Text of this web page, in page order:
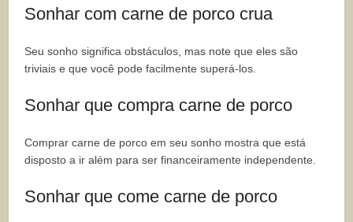
Sonhar com carne de porco crua
Seu sonho significa obstáculos, mas note que eles são
triviais e que você pode facilmente superá-los.
Sonhar que compra carne de porco
Comprar carne de porco em seu sonho mostra que está
disposto a ir além para ser financeiramente independente.
Sonhar que come carne de porco